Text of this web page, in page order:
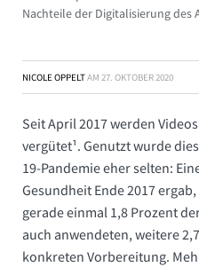
Nachteile der Digitalisierung des
NICOLE OPPELTAM 27. OKTOBER 2020
Seit April 2017 werden
vergütet¹. Genutzt wurde
19-Pandemie eher selten:
Gesundheit Ende 2017
gerade einmal 1,8 Prozent
auch anwendeten, weitere
konkreten Vorbereitung.